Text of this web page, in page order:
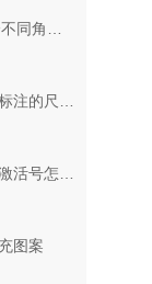
3D建模软件创建多个不同角度的剖面视图的方法
怎么解决CAD建筑版标注的尺寸线下方有红色的文字
CAD单机版当前使用激活号怎么查
图案